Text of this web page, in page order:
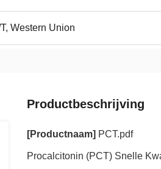
Western Union
Productbeschrijving
[Productnaam] PCT.pdf
Procalcitonin (PCT) Snelle